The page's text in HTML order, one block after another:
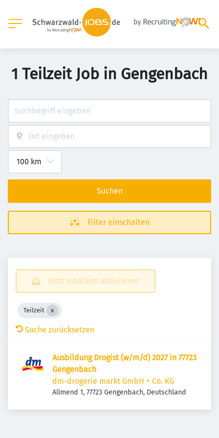
1 Teilzeit Job in Gengenbach
Suchen
Filter einschalten
Jetzt Jobalarm aktivieren!
Teilzeit
Suche zurücksetzen
Ausbildung Drogist (w/m/d) 2027 in 77723
Gengenbach
dm-drogerie markt GmbH + Co. KG
Allmend 1, 77723 Gengenbach, Deutschland